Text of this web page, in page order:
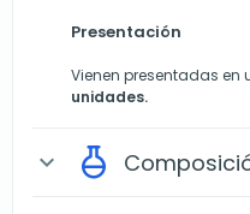
Presentación
Vienen presentadas en
unidades.
expand_more